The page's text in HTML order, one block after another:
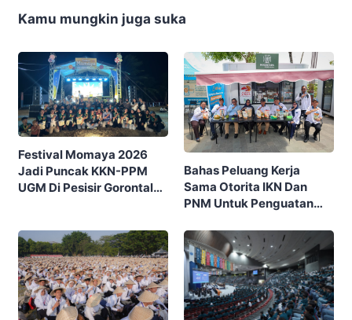
Kamu mungkin juga suka
Festival Momaya 2026
Jadi Puncak KKN-PPM
UGM Di Pesisir Gorontalo,
Bahas Peluang Kerja
Sama Otorita IKN Dan
PNM Untuk Penguatan
Nusantara